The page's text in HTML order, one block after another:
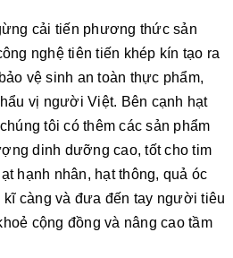
cải tiến phương thức sản
nghệ tiên tiến khép kín tạo ra
vệ sinh an toàn thực phẩm,
vị người Việt. Bên cạnh hạt
tôi có thêm các sản phẩm
dinh dưỡng cao, tốt cho tim
hạnh nhân, hạt thông, quả óc
càng và đưa đến tay người tiêu
cộng đồng và nâng cao tầm